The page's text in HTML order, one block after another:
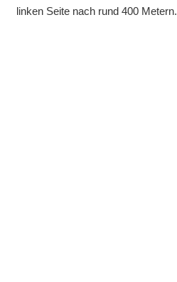
linken Seite nach rund 400 Metern.